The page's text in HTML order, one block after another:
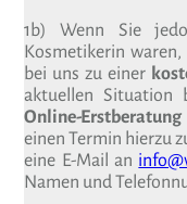
1b) Wenn Sie
Kosmetikerin waren,
bei uns zu einer
aktuellen Situation
Online-Erstberatung
einen Termin hierzu
eine E-Mail an
Namen und